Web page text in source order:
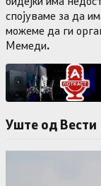
спојуваме за да
можеме да ги
Мемеди.
Уште од Вести